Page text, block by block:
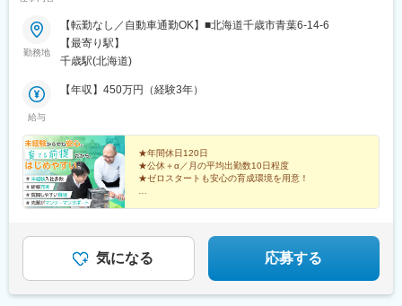
勤務地
【転勤なし／自動車通勤OK】■北海道千歳市青葉6-14-6
【最寄り駅】
千歳駅(北海道)
給与
【年収】450万円（経験3年）
★年間休日120日
★公休＋α／月の平均出勤数10日程度
★ゼロスタートも安心の育成環境を用意！
気になる 応募する